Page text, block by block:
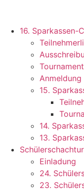
16. Sparkassen-
15.
14.
13.
Einladung
24.
23.